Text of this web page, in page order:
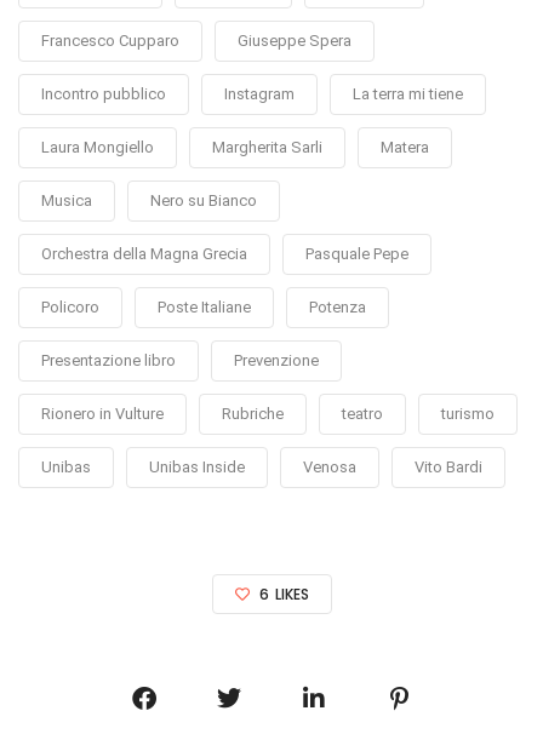
Francesco Cupparo Giuseppe Spera
Incontro pubblico Instagram La terra mi tiene
Laura Mongiello Margherita Sarli Matera
Musica Nero su Bianco
Orchestra della Magna Grecia Pasquale Pepe
Policoro Poste Italiane Potenza
Presentazione libro Prevenzione
Rionero in Vulture Rubriche teatro turismo
Unibas Unibas Inside Venosa Vito Bardi
6 LIKES